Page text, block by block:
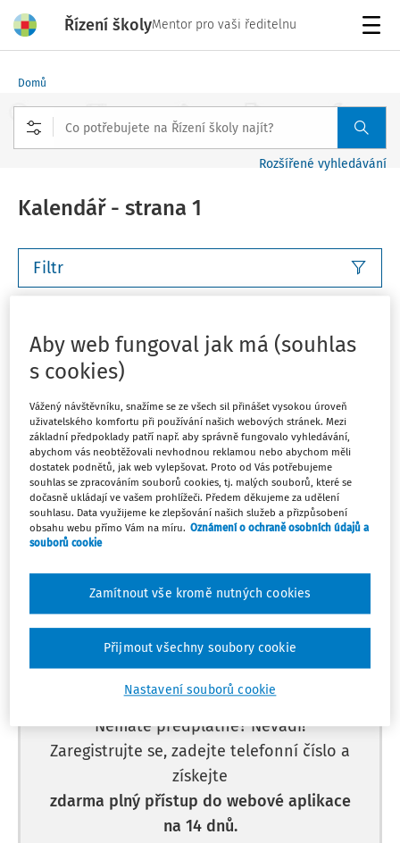
Řízení školyMentor pro vaši ředitelnu
Domů
Rozšířené vyhledávání
Kalendář - strana 1
Filtr
Vlastní rozsah
So
1 ODBOROVÁ ORGANIZACE
Jednání o kolektivní smlouvě
Můj plán 1. 11. - 30. 11.
Tento dokument je jen pro
předplatitele.
Nemáte předplatné? Nevadí!
Zaregistrujte se, zadejte telefonní číslo a
získejte
zdarma plný přístup do webové aplikace
na 14 dnů.
Aby web fungoval jak má (souhlas
s cookies)
Vážený návštěvníku, snažíme se ze všech sil přinášet vysokou úroveň
uživatelského komfortu při používání našich webových stránek. Mezi
základní předpoklady patří např. aby správně fungovalo vyhledávání,
abychom vás neobtěžovali nevhodnou reklamou nebo abychom měli
dostatek podnětů, jak web vylepšovat. Proto od Vás potřebujeme
souhlas se zpracováním souborů cookies, tj. malých souborů, které se
dočasně ukládají ve vašem prohlížeči. Předem děkujeme za udělení
souhlasu. Data využijeme ke zlepšování našich služeb a přizpůsobení
obsahu webu přímo Vám na míru. Oznámení o ochraně osobních údajů a
souborů cookie
Nastavení souborů cookie
Zamítnout vše kromě nutných cookies
Přijmout všechny soubory cookie